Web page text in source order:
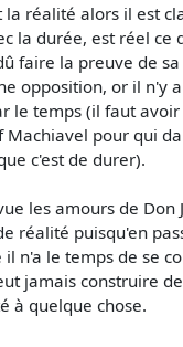
la réalité alors il est
la durée, est réel ce
faire la preuve de
opposition, or il n'y
le temps (il faut
Machiavel pour qui
c'est de durer).
les amours de Don
réalité puisqu'en
n'a le temps de se
jamais construire
à quelque chose.